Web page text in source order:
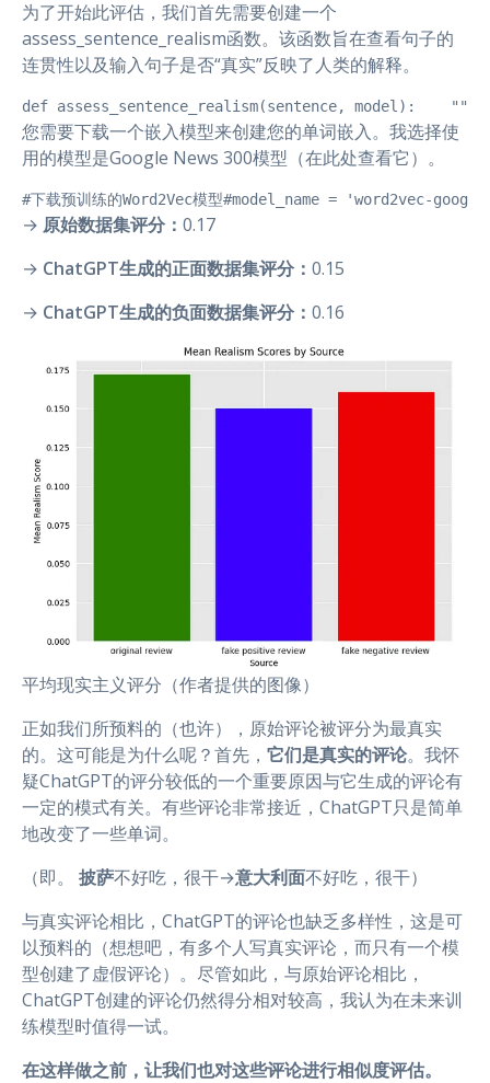
为了开始此评估，我们首先需要创建一个
assess_sentence_realism函数。该函数旨在查看句子的
连贯性以及输入句子是否“真实”反映了人类的解释。
def assess_sentence_realism(sentence, model):
您需要下载一个嵌入模型来创建您的单词嵌入。我选择使
用的模型是Google News 300模型（在此处查看它）。
#下载预训练的Word2Vec模型#model_name =
→ 原始数据集评分： 0.17
→ ChatGPT生成的正面数据集评分： 0.15
→ ChatGPT生成的负面数据集评分： 0.16
平均现实主义评分（作者提供的图像）
正如我们所预料的（也许），原始评论被评分为最真实
的。这可能是为什么呢？首先， 它们是真实的评论。我怀
疑ChatGPT的评分较低的一个重要原因与它生成的评论有
一定的模式有关。有些评论非常接近，ChatGPT只是简单
地改变了一些单词。
（即。 披萨不好吃，很干→意大利面不好吃，很干）
与真实评论相比，ChatGPT的评论也缺乏多样性，这是可
以预料的（想想吧，有多个人写真实评论，而只有一个模
型创建了虚假评论）。尽管如此，与原始评论相比，
ChatGPT创建的评论仍然得分相对较高，我认为在未来训
练模型时值得一试。
在这样做之前，让我们也对这些评论进行相似度评估。